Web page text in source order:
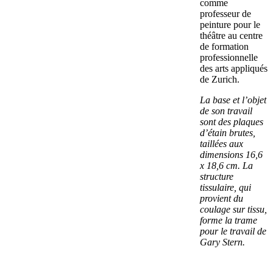
comme
professeur de
peinture pour le
théâtre au centre
de formation
professionnelle
des arts appliqués
de Zurich.
La base et l’objet
de son travail
sont des plaques
d’étain brutes,
taillées aux
dimensions 16,6
x 18,6 cm. La
structure
tissulaire, qui
provient du
coulage sur tissu,
forme la trame
pour le travail de
Gary Stern.